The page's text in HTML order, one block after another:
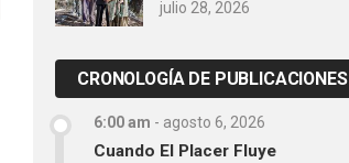
julio 28, 2026
CRONOLOGÍA DE PUBLICACIONES
6:00 am - agosto 6, 2026
Cuando El Placer Fluye